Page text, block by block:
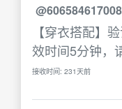
@606584617008
【穿衣搭配】
效时间5分钟，
接收时间: 231天前